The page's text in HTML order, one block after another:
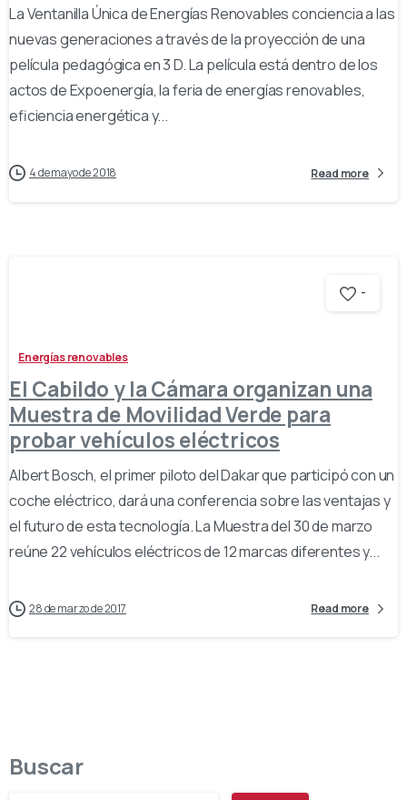
La Ventanilla Única de Energías Renovables conciencia a las
nuevas generaciones a través de la proyección de una
película pedagógica en 3 D. La película está dentro de los
actos de Expoenergía, la feria de energías renovables,
eficiencia energética y...
4 de mayo de 2018 Read more
-
Energías renovables
El Cabildo y la Cámara organizan una
Muestra de Movilidad Verde para
probar vehículos eléctricos
Albert Bosch, el primer piloto del Dakar que participó con un
coche eléctrico, dará una conferencia sobre las ventajas y
el futuro de esta tecnología. La Muestra del 30 de marzo
reúne 22 vehículos eléctricos de 12 marcas diferentes y...
28 de marzo de 2017 Read more
Buscar